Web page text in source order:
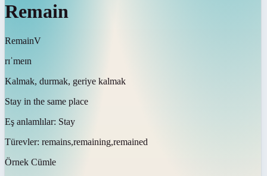
Remain
RemainV
rɪˈmeɪn
Kalmak, durmak, geriye kalmak
Stay in the same place
Eş anlamlılar: Stay
Türevler: remains,remaining,remained
Örnek Cümle